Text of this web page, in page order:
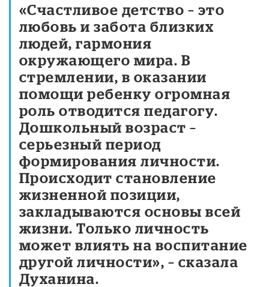
«Счастливое детство – это
любовь и забота близких
людей, гармония
окружающего мира. В
стремлении, в оказании
помощи ребенку огромная
роль отводится педагогу.
Дошкольный возраст –
серьезный период
формирования личности.
Происходит становление
жизненной позиции,
закладываются основы всей
жизни. Только личность
может влиять на воспитание
другой личности», – сказала
Духанина.